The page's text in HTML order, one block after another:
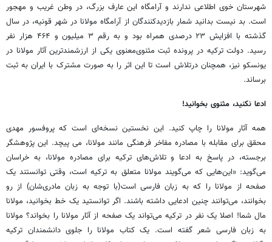
شهرستان خوی اطلاعی ندارند و آرامگاه این عارف بزرگ، در وطن غریب و مهجور
است. بد نیست بدانید شمار بازدیدکنندگان از آرامگاه مولانا در شهر قونیه، در سال
گذشته با افزایش ۲۳ درصدی همراه بود و به رقم ۳ میلیون و ۴۶۴ هزار نفر
رسید. دولت ترکیه در پرونده ثبت مثنوی‌معنوی یکی از ارزشمندترین آثار مولانا در
یونسکو نیز، همچنان درتلاش است تا این اثر را به صورت مشترک با ایران به ثبت
برساند.
ادعا نکنید، مثنوی بخوانید!
همه آثار مولانا را چاپ کنید. این نخستین نسخه‌ای است که پروفسور مهدی
محقق برای مقابله با مصادره مفاخر فرهنگی مانند مولانا، می پیچد. این پژوهشگر
برجسته، در پاسخ به ادعا و تلاش‌های ترکیه برای مصادره مولانا، به خراسان
می‌گوید: «این‌هایی که می‌گویند مولانا متعلق به ترکیه است، وقتی توانستند یک
صفحه از مولانا را که به زبان فارسی است(با توجه به زبان مادری‌شان) از رو
بخوانند، می‌توانند چنین ادعایی داشته باشند. اگر توانستید یک خط بخوانید، مولانا
مال شما! اصلا یک نفر در ترکیه می‌تواند یک صفحه از آثار مولانا را بخواند؟ مولانا
به زبان فارسی شعر گفته است. یک کتاب مولانا را جلوی دانشمندان ترکیه